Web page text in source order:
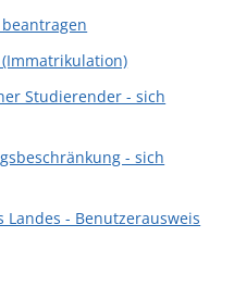
Studierender - sich
- sich
- Benutzerausweis